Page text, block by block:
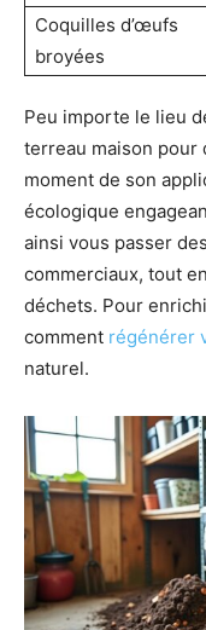
Coquilles d’œufs
broyées
Peu importe le lieu
terreau maison pour
moment de son
écologique
ainsi vous passer
commerciaux, tout
déchets. Pour
comment régénérer
naturel.